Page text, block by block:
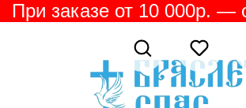
При заказе от 10 000р. — скидка 10%